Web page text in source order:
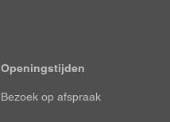
Openingstijden
Bezoek op afspraak